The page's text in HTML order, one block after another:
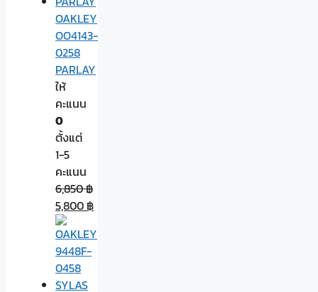
OAKLEY
OO4143-
0258
PARLAY
ให้
คะแนน
0
ตั้งแต่
1-5
คะแนน
6,850฿
5,800 ฿